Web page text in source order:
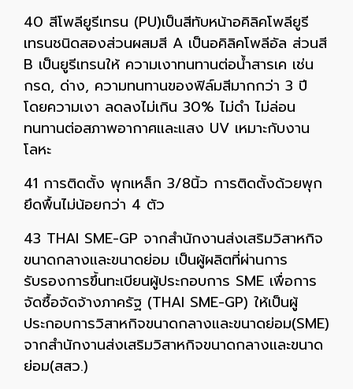
40 สีโพลียูรีเทรน (PU)เป็นสีทับหน้าอคิลิคโพลียูรี
เทรนชนิดสองส่วนผสมสี A เป็นอคิลิคโพลีอัล ส่วนสี
B เป็นยูรีเทรนให้ ความเงาทนทานต่อน้ำสารเค เช่น
กรด, ด่าง, ความทนทานของฟิล์มสีมากกว่า 3 ปี
โดยความเงา ลดลงไม่เกิน 30% ไม่ดำ ไม่ล่อน
ทนทานต่อสภาพอากาศและแสง UV เหมาะกับงาน
โลหะ
41 การติดตั้ง พุกเหล็ก 3/8นิ้ว การติดตั้งด้วยพุก
ยึดพื้นไม่น้อยกว่า 4 ตัว
43 THAI SME-GP จากสำนักงานส่งเสริมวิสาหกิจ
ขนาดกลางและขนาดย่อม เป็นผู้ผลิตที่ผ่านการ
รับรองการขึ้นทะเบียนผู้ประกอบการ SME เพื่อการ
จัดซื้อจัดจ้างภาครัฐ (THAI SME-GP) ให้เป็นผู้
ประกอบการวิสาหกิจขนาดกลางและขนาดย่อม(SME)
จากสำนักงานส่งเสริมวิสาหกิจขนาดกลางและขนาด
ย่อม(สสว.)